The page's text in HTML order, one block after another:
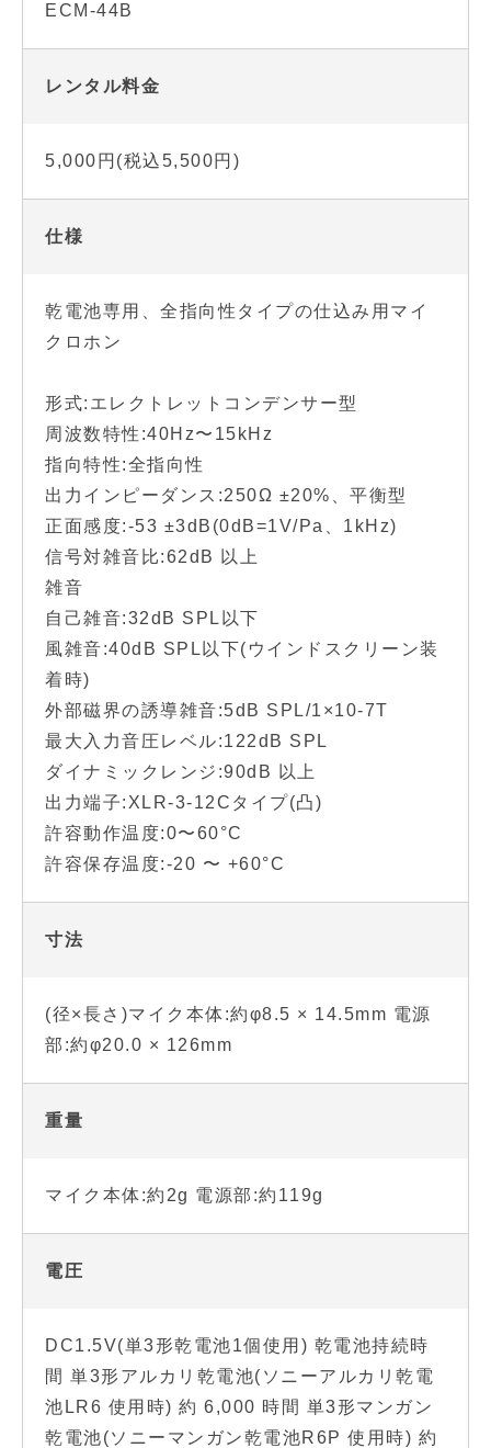
ECM-44B
レンタル料金
5,000円(税込5,500円)
仕様
乾電池専用、全指向性タイプの仕込み用マイ
クロホン
形式:エレクトレットコンデンサー型
周波数特性:40Hz〜15kHz
指向特性:全指向性
出力インピーダンス:250Ω ±20%、平衡型
正面感度:-53 ±3dB(0dB=1V/Pa、1kHz)
信号対雑音比:62dB 以上
雑音
自己雑音:32dB SPL以下
風雑音:40dB SPL以下(ウインドスクリーン装
着時)
外部磁界の誘導雑音:5dB SPL/1×10-7T
最大入力音圧レベル:122dB SPL
ダイナミックレンジ:90dB 以上
出力端子:XLR-3-12Cタイプ(凸)
許容動作温度:0〜60°C
許容保存温度:-20 〜 +60°C
寸法
(径×長さ)マイク本体:約φ8.5 × 14.5mm 電源
部:約φ20.0 × 126mm
重量
マイク本体:約2g 電源部:約119g
電圧
DC1.5V(単3形乾電池1個使用) 乾電池持続時
間 単3形アルカリ乾電池(ソニーアルカリ乾電
池LR6 使用時) 約 6,000 時間 単3形マンガン
乾電池(ソニーマンガン乾電池R6P 使用時) 約